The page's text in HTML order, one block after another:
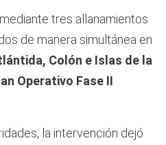
tres allanamientos
de manera simultánea en
Colón e Islas de la
Operativo Fase II
la intervención dejó